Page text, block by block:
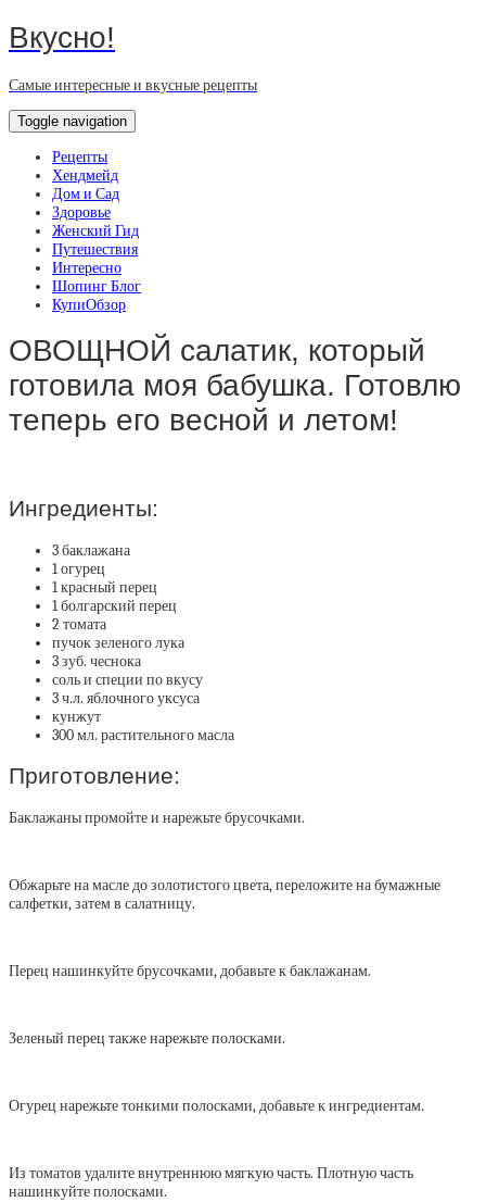
Вкусно!
Самые интересные и вкусные рецепты
Toggle navigation
Рецепты
Хендмейд
Дом и Сад
Здоровье
Женский Гид
Путешествия
Интересно
Шопинг Блог
КупиОбзор
ОВОЩНОЙ салатик, который
готовила моя бабушка. Готовлю
теперь его весной и летом!
Ингредиенты:
3 баклажана
1 огурец
1 красный перец
1 болгарский перец
2 томата
пучок зеленого лука
3 зуб. чеснока
соль и специи по вкусу
3 ч.л. яблочного уксуса
кунжут
300 мл. растительного масла
Приготовление:
Баклажаны промойте и нарежьте брусочками.
Обжарьте на масле до золотистого цвета, переложите на бумажные
салфетки, затем в салатницу.
Перец нашинкуйте брусочками, добавьте к баклажанам.
Зеленый перец также нарежьте полосками.
Огурец нарежьте тонкими полосками, добавьте к ингредиентам.
Из томатов удалите внутреннюю мягкую часть. Плотную часть
нашинкуйте полосками.